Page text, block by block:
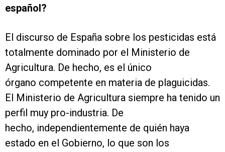
español?
El discurso de España sobre los pesticidas está
totalmente dominado por el Ministerio de
Agricultura. De hecho, es el único
órgano competente en materia de plaguicidas.
El Ministerio de Agricultura siempre ha tenido un
perfil muy pro-industria. De
hecho, independientemente de quién haya
estado en el Gobierno, lo que son los